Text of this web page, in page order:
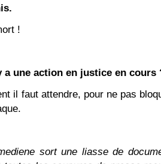
!
a une action en justice en cours
il faut attendre, pour ne pas
sort une liasse de